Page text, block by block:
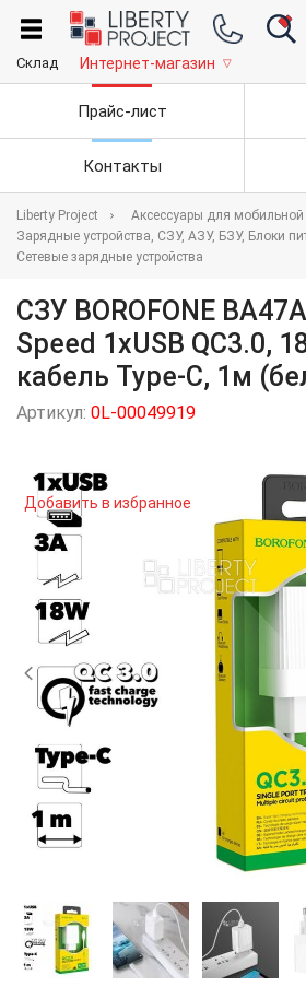
Склад Интернет-магазин ▽
Прайс-лист
Контакты
Liberty Project
Аксессуары для мобильной
Зарядные устройства, СЗУ, АЗУ, БЗУ, Блоки
Сетевые зарядные устройства
СЗУ BOROFONE
Speed 1xUSB QC3.0,
кабель Type-C, 1м
Артикул: 0L-00049919
Добавить в избранное